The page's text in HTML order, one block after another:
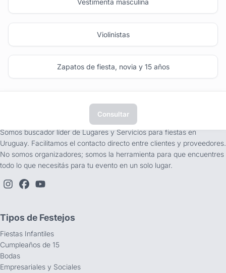
Vestimenta masculina
Violinistas
Zapatos de fiesta, novia y 15 años
Consultar
Somos buscador líder de Lugares y Servicios para fiestas en
Uruguay. Facilitamos el contacto directo entre clientes y proveedores.
No somos organizadores; somos la herramienta para que encuentres
todo lo que necesitás para tu evento en un solo lugar.
Tipos de Festejos
Fiestas Infantiles
Cumpleaños de 15
Bodas
Empresariales y Sociales